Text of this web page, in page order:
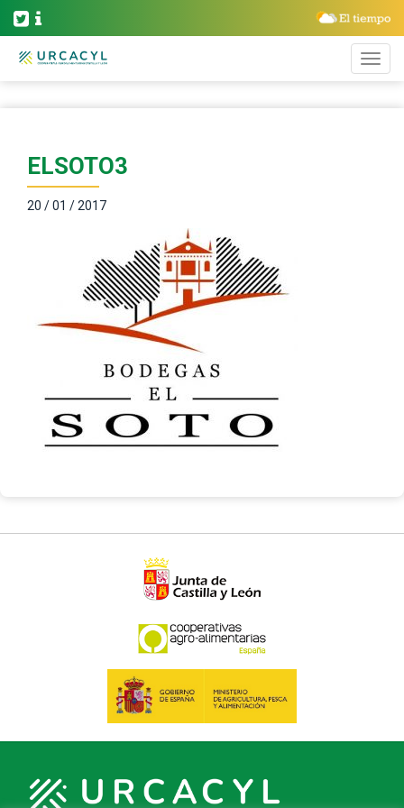
ELSOTO3
20 / 01 / 2017